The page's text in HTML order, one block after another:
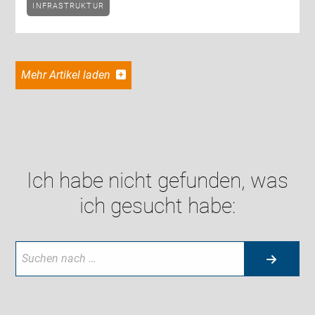
INFRASTRUKTUR
Mehr Artikel laden
Ich habe nicht gefunden, was
ich gesucht habe: